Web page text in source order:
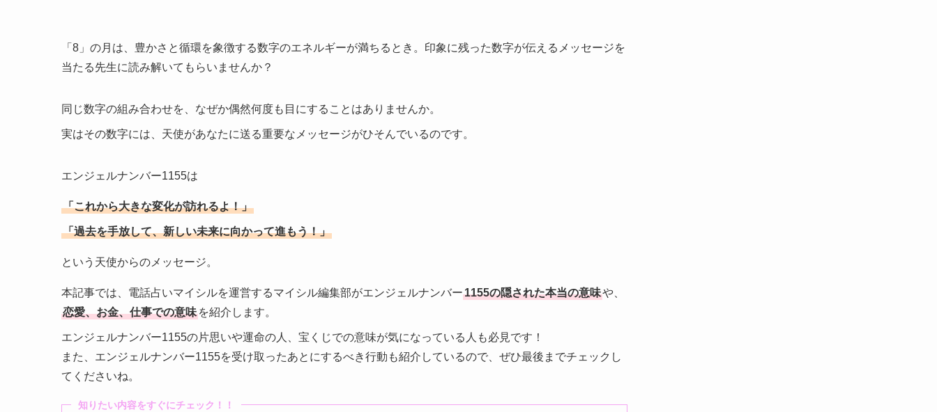
「8」の月は、豊かさと循環を象徴する数字のエネルギーが満ちるとき。印象に残った数字が伝えるメッセージを
当たる先生に読み解いてもらいませんか？
同じ数字の組み合わせを、なぜか偶然何度も目にすることはありませんか。
実はその数字には、天使があなたに送る重要なメッセージがひそんでいるのです。
エンジェルナンバー1155は
「これから大きな変化が訪れるよ！」
「過去を手放して、新しい未来に向かって進もう！」
という天使からのメッセージ。
本記事では、電話占いマイシルを運営するマイシル編集部がエンジェルナンバー1155の隠された本当の意味や、
恋愛、お金、仕事での意味 を紹介します。
エンジェルナンバー1155の片思いや運命の人、宝くじでの意味が気になっている人も必見です！
また、エンジェルナンバー1155を受け取ったあとにするべき行動も紹介しているので、ぜひ最後までチェックし
てくださいね。
知りたい内容をすぐにチェック！！